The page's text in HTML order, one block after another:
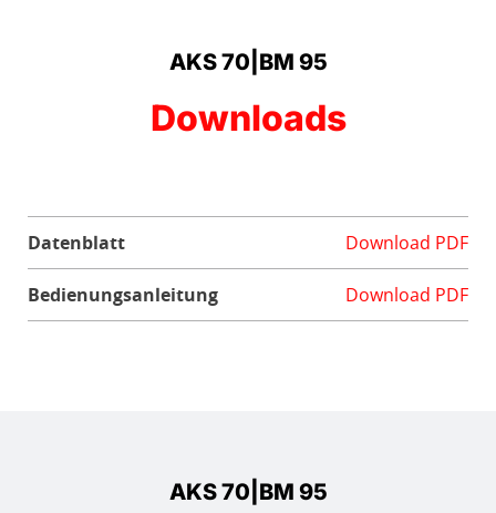
AKS 70|BM 95
Downloads
Datenblatt Download PDF
Bedienungsanleitung Download PDF
AKS 70|BM 95